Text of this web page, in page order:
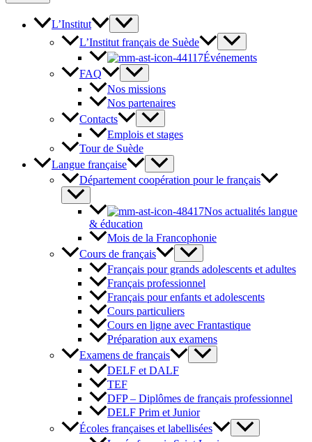
L’Institut
L’Institut français de Suède
Événements
FAQ
Nos missions
Nos partenaires
Contacts
Emplois et stages
Tour de Suède
Langue française
Département coopération pour le français
Nos actualités langue
& éducation
Mois de la Francophonie
Cours de français
Français pour grands adolescents et adultes
Français professionnel
Français pour enfants et adolescents
Cours particuliers
Cours en ligne avec Frantastique
Préparation aux examens
Examens de français
DELF et DALF
TEF
DFP – Diplômes de français professionnel
DELF Prim et Junior
Écoles françaises et labellisées